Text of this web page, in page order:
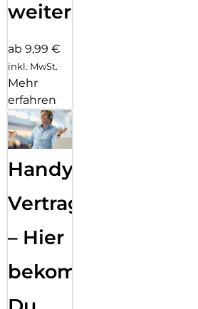
weiter
ab 9,99 €
inkl. MwSt.
Mehr
erfahren
Handy
Vertragsabwicklung
– Hier
bekommst